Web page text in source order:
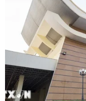
Phụ nữ có thực sự
phẩm bổ sung
04/01/2026 01:57
Thực phẩm màu